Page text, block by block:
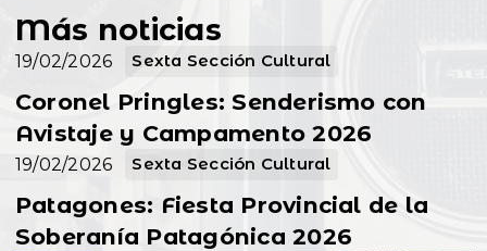
Más noticias
Sexta Sección Cultural
19/02/2026
Coronel Pringles: Senderismo con
Avistaje y Campamento 2026
Sexta Sección Cultural
19/02/2026
Patagones: Fiesta Provincial de la
Soberanía Patagónica 2026